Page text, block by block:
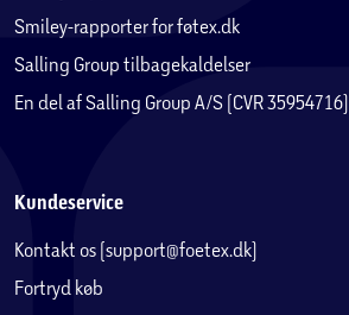
Smiley-rapporter for føtex.dk
Salling Group tilbagekaldelser
En del af Salling Group A/S (CVR 35954716)
Kundeservice
Kontakt os (support@foetex.dk)
Fortryd køb